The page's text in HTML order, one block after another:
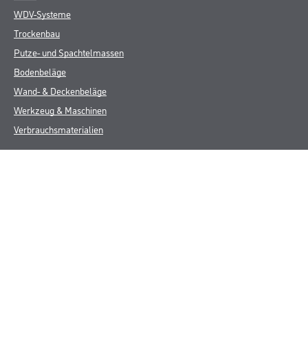
WDV-Systeme
Trockenbau
Putze- und Spachtelmassen
Bodenbeläge
Wand- & Deckenbeläge
Werkzeug & Maschinen
Verbrauchsmaterialien